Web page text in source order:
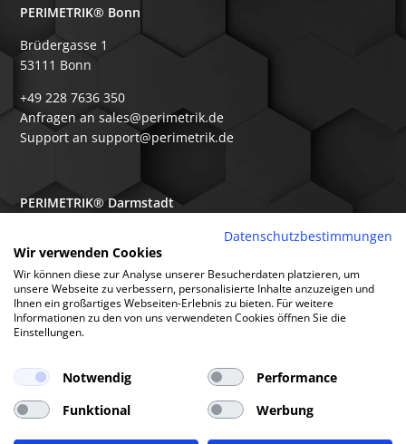
PERIMETRIK® Bonn
Brüdergasse 1
53111 Bonn
+49 228 7636 350
Anfragen an sales@perimetrik.de
Support an support@perimetrik.de
PERIMETRIK® Darmstadt
64367 Mühltal
+49 6151 3944 80
Anfragen an sales@perimetrik.de
Support an support@perimetrik.de
Datenschutzbestimmungen
Wir verwenden Cookies
Wir können diese zur Analyse unserer Besucherdaten platzieren, um
unsere Webseite zu verbessern, personalisierte Inhalte anzuzeigen und
Ihnen ein großartiges Webseiten-Erlebnis zu bieten. Für weitere
Informationen zu den von uns verwendeten Cookies öffnen Sie die
Einstellungen.
Notwendig
Performance
Funktional
Werbung